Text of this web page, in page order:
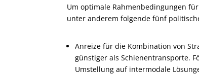
Um optimale Rahmenbedingungen
unter anderem folgende fünf
Anreize für die Kombination von
günstiger als Schienentransporte.
Umstellung auf intermodale